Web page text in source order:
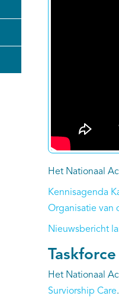
Het Nationaal
Kennisagenda
Organisatie van
Nieuwsbericht
Het Nationaal
Surviorship Care